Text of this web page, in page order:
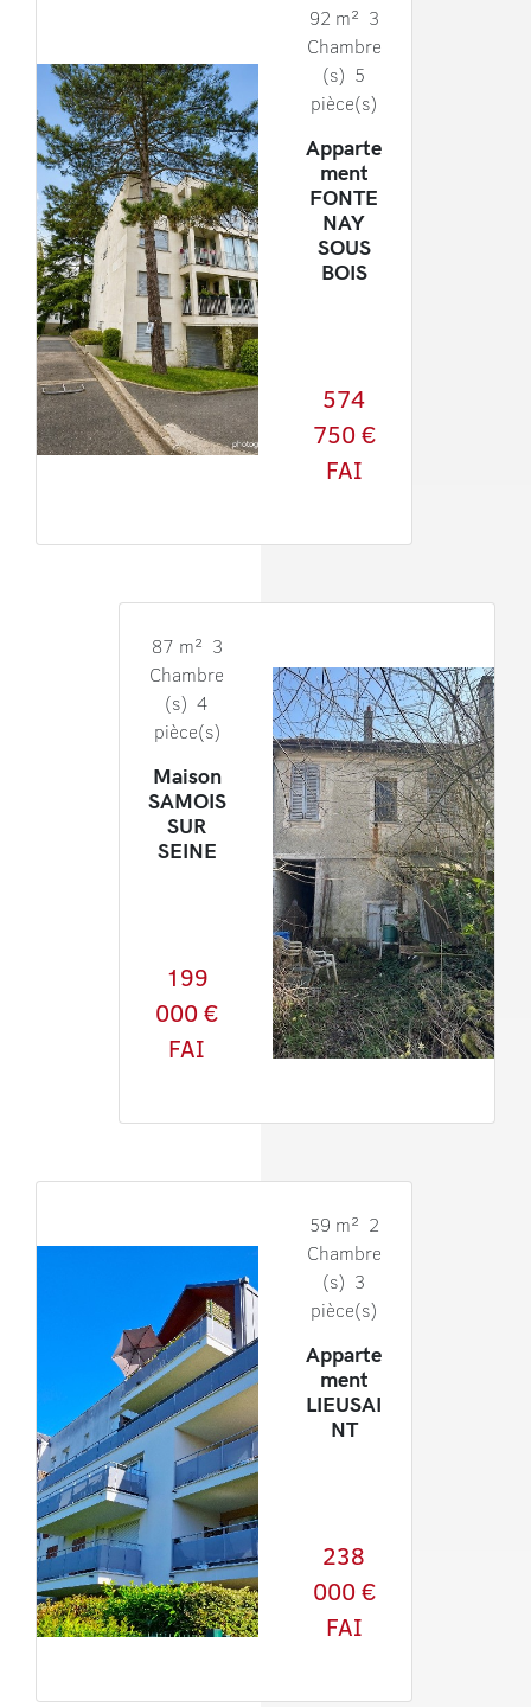
92 m² 3
Chambre
(s) 5
pièce(s)
Apparte
ment
FONTE
NAY
SOUS
BOIS
574
750 €
FAI
87 m² 3
Chambre
(s) 4
pièce(s)
Maison
SAMOIS
SUR
SEINE
199
000 €
FAI
59 m² 2
Chambre
(s) 3
pièce(s)
Apparte
ment
LIEUSAI
NT
238
000 €
FAI